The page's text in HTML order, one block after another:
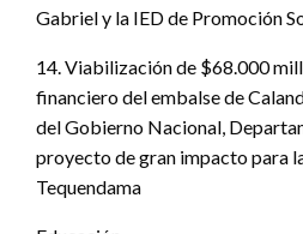
Gabriel y la IED de Promoción
14. Viabilización de $68.000
financiero del embalse de
del Gobierno Nacional,
proyecto de gran impacto para
Tequendama